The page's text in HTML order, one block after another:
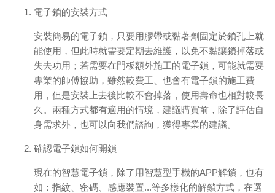
電子鎖的安裝方式
安裝簡易的電子鎖，只要用膠帶或黏著劑固定於鎖孔上就
能使用，但此時就需要定期去維護，以免不黏讓鎖掉落或
失去功用；若需要在門板額外施工的電子鎖，可能就需要
專業的師傅協助，雖然較費工、也會有電子鎖的施工費
用，但是安裝上去後比較不會掉落，使用壽命也相對較長
久。兩種方式都有適用的情境，建議購買前，除了評估自
身需求外，也可以向我們諮詢，獲得專業的建議。
確認電子鎖如何開鎖
現在的智慧電子鎖，除了用智慧型手機的APP解鎖，也有
如：指紋、密碼、感應裝置...等多樣化的解鎖方式，在選